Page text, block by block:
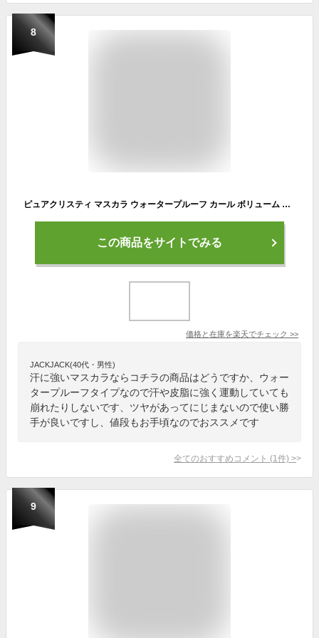
8
ピュアクリスティ マスカラ ウォータープルーフ カール ボリューム ロングラッシュ ボリューム＆ロングタイプ 黒々としたツヤと上向きカールで滲まない！より長く、濃密なのにパンダ目にもダマにもならない！なのにお湯で簡単オフ！
この商品をサイトでみる
価格と在庫を楽天でチェック >>
JACKJACK(40代・男性)
汗に強いマスカラならコチラの商品はどうですか、ウォー
タープルーフタイプなので汗や皮脂に強く運動していても
崩れたりしないです、ツヤがあってにじまないので使い勝
手が良いですし、値段もお手頃なのでおススメです
全てのおすすめコメント (1 件) >
9